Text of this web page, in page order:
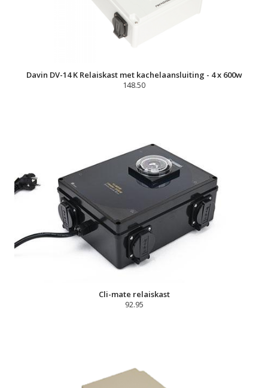
Davin DV-14 K Relaiskast met kachelaansluiting - 4 x 600w
148.50
Cli-mate relaiskast
92.95